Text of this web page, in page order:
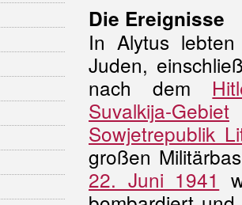
Die Ereignisse
In Alytus
Juden,
nach dem
Suvalkija-Gebiet
Sowjetrepublik
großen
22. Juni 1941